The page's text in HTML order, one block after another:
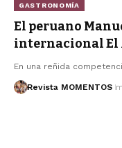
GASTRONOMÍA
El peruano
internacional El
En una reñida
Revista MOMENTOS